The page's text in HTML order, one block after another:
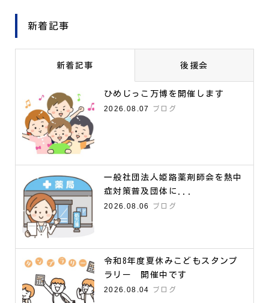
新着記事
新着記事 後援会
ひめじっこ万博を開催します
2026.08.07
ブログ
一般社団法人姫路薬剤師会を熱中
症対策普及団体に...
2026.08.06
ブログ
令和8年度夏休みこどもスタンプ
ラリー 開催中です
2026.08.04
ブログ